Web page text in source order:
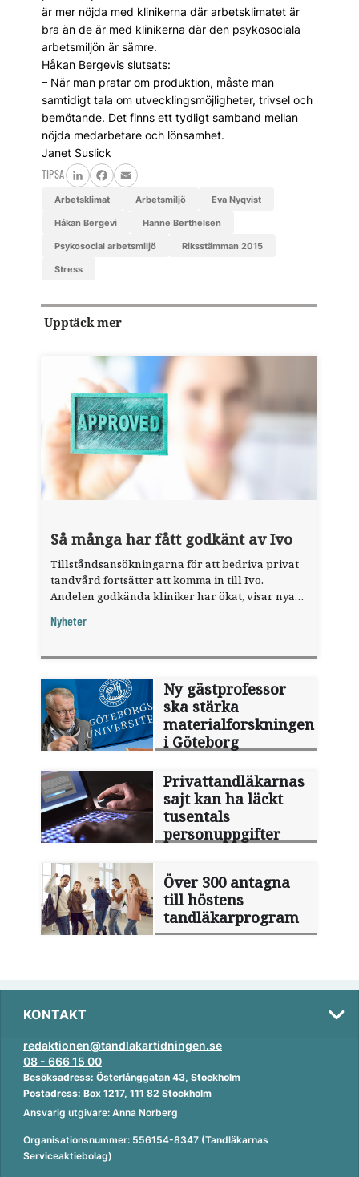
är mer nöjda med klinikerna där arbetsklimatet är
bra än de är med klinikerna där den psykosociala
arbetsmiljön är sämre.
Håkan Bergevis slutsats:
– När man pratar om produktion, måste man
samtidigt tala om utvecklingsmöjligheter, trivsel och
bemötande. Det finns ett tydligt samband mellan
nöjda medarbetare och lönsamhet.
Janet Suslick
TIPSA
LinkedInFacebook
Email
arbetsklimat arbetsmiljö Eva Nyqvist
Håkan Bergevi Hanne Berthelsen
psykosocial arbetsmiljö riksstämman 2015
stress
Upptäck mer
Så många har fått godkänt av Ivo
Tillståndsansökningarna för att bedriva privat
tandvård fortsätter att komma in till Ivo.
Andelen godkända kliniker har ökat, visar nya
Nyheter
Ny gästprofessor
ska stärka
materialforskningen
i Göteborg
Privattandläkarnas
sajt kan ha läckt
tusentals
personuppgifter
Över 300 antagna
till höstens
tandläkarprogram
KONTAKT
redaktionen@tandlakartidningen.se
08 - 666 15 00
Besöksadress: Österlånggatan 43, Stockholm
Postadress: Box 1217, 111 82 Stockholm
Ansvarig utgivare: Anna Norberg
Organisationsnummer: 556154-8347 (Tandläkarnas
Serviceaktiebolag)